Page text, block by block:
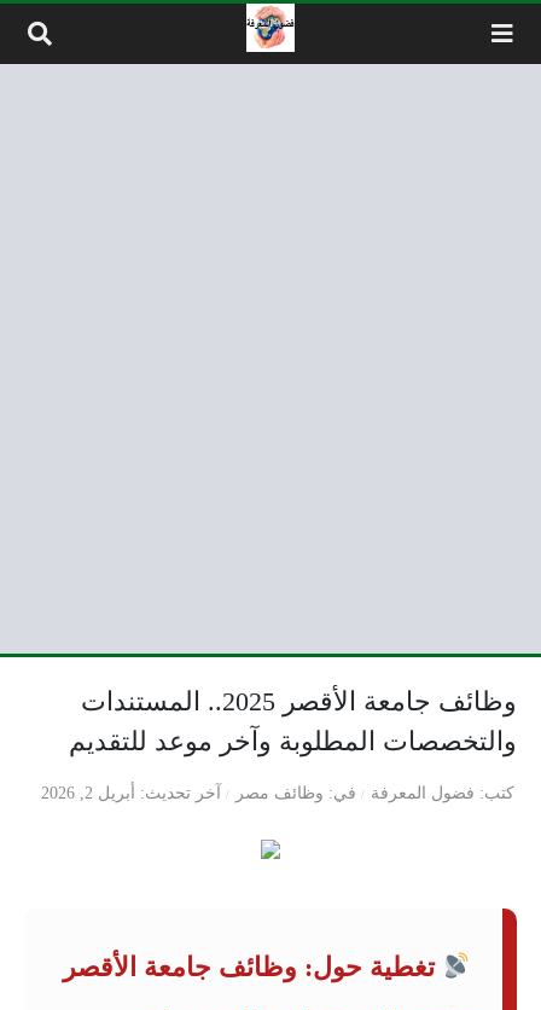
وظائف جامعة الأقصر 2025.. المستندات
والتخصصات المطلوبة وآخر موعد للتقديم
كتب فضول المعرفة في وظائف مصر آخر تحديث أبريل 2, 2026
تغطية حول: وظائف جامعة الأقصر